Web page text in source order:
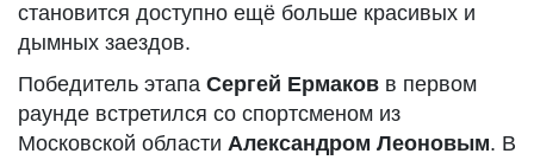
становится доступно ещё больше красивых и
дымных заездов.
Победитель этапа Сергей Ермаков в первом
раунде встретился со спортсменом из
Московской области Александром Леоновым. В